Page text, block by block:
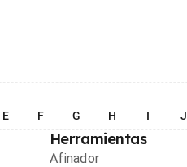
E F G H I J
Herramientas
Afinador